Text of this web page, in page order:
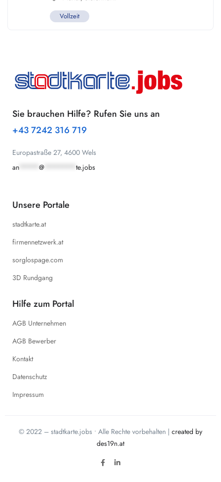
Vollzeit
Sie brauchen Hilfe? Rufen Sie uns an
+43 7242 316 719
Europastraße 27, 4600 Wels
an
@ te.jobs
Unsere Portale
stadtkarte.at
firmennetzwerk.at
sorglospage.com
3D Rundgang
Hilfe zum Portal
AGB Unternehmen
AGB Bewerber
Kontakt
Datenschutz
Impressum
© 2022 – stadtkarte.jobs • Alle Rechte vorbehalten | created by
des19n.at